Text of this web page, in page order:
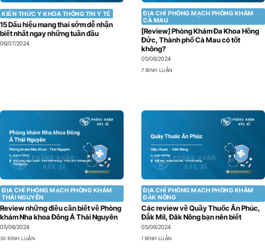
KIẾN THỨC Y KHOA THÔNG TIN Y TẾ
15 Dấu hiệu mang thai sớm dễ nhận
biết nhất ngay những tuần đầu
06/07/2024
ĐỊA CHỈ PHÒNG MẠCH PHÒNG KHÁM
CÀ MAU
[Review] Phòng Khám Đa Khoa Hồng
Đức, Thành phố Cà Mau có tốt
không?
05/06/2024
7 BÌNH LUẬN
ĐỊA CHỈ PHÒNG MẠCH PHÒNG KHÁM
THÁI NGUYÊN
Review những điều cần biết về Phòng
khám Nha khoa Đông Á Thái Nguyên
05/06/2024
30 BÌNH LUẬN
ĐỊA CHỈ PHÒNG MẠCH PHÒNG KHÁM
ĐẮK NÔNG
Các review về Quầy Thuốc Ân Phúc,
Đắk Mil, Đăk Nông bạn nên biết
05/06/2024
1 BÌNH LUẬN